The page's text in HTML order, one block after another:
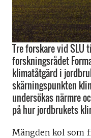
Tre forskare vid SLU
forskningsrådet
klimatåtgärd i
skärningspunkten
undersökas närmre
på hur jordbrukets
Mängden kol som